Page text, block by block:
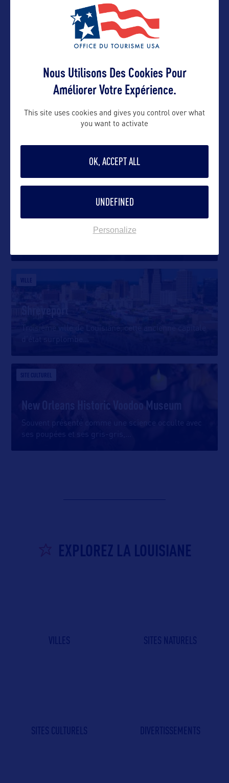
VOIR LE SITE
DANS LA MÊME CATEGORIE
SITE CULTUREL
Poverty Point
Le site de Poverty Point, un vaste ensemble de
VILLE
Troisième ville de Louisiane, cette ancienne capitale
SITE CULTUREL
New Orleans Historic Voodoo Museum
Souvent présenté comme une science occulte avec
ses poupées et ses gris-gris,
EXPLOREZ LA LOUISIANE
VILLES SITES NATURELS
SITES CULTURELS DIVERTISSEMENTS
Nous Utilisons Des Cookies Pour
Améliorer Votre Expérience.
This site uses cookies and gives you control over what
you want to activate
OK, ACCEPT ALL
UNDEFINED
Personalize